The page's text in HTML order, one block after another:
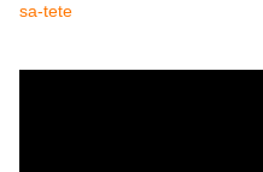
sa-tete